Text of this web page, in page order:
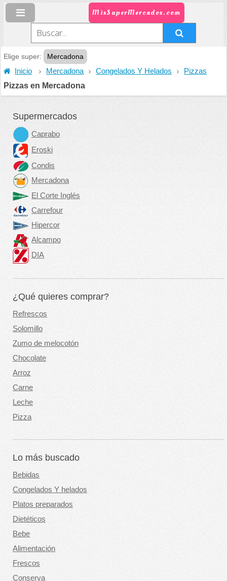
MisSuperMercados.com
Elige super:
Mercadona
Inicio
Mercadona Congelados Y Helados Pizzas
Pizzas en Mercadona
Supermercados
Caprabo
Eroski
Condis
Mercadona
El Corte Inglés
Carrefour
Hipercor
Alcampo
DIA
¿Qué quieres comprar?
Refrescos
Solomillo
Zumo de melocotón
Chocolate
Arroz
Carne
Leche
Pizza
Lo más buscado
Bebidas
Congelados Y helados
Platos preparados
Dietéticos
Bebe
Alimentación
Frescos
Conserva